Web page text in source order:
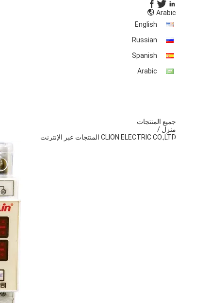
Arabic
English
Russian
Spanish
Arabic
منزل
جميع المنتجات
منزل /
CLION ELECTRIC CO.,LTD المنتجات عبر الإنترنت